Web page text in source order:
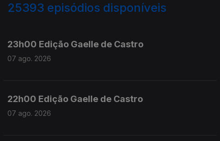
25393 episódios disponíveis
23h00 Edição Gaelle de Castro
07 ago. 2026
22h00 Edição Gaelle de Castro
07 ago. 2026